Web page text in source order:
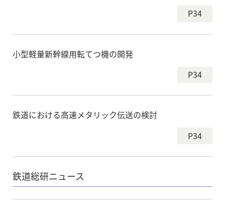
P34
小型軽量新幹線用転てつ機の開発
P34
鉄道における高速メタリック伝送の検討
P34
鉄道総研ニュース